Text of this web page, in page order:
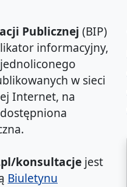
Publicznej (BIP)
informacyjny,
w sieci
Internet, na
konsultacje jest
Biuletynu